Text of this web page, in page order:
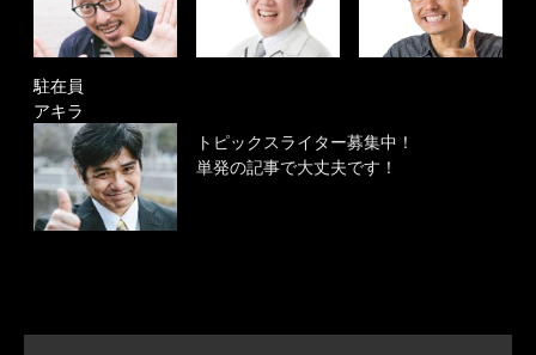
駐在員
アキラ
トピックスライター募集中！
単発の記事で大丈夫です！